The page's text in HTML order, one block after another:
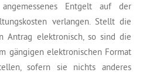
Entgelt auf der
verlangen. Stellt die
Antrag elektronisch, so sind die
gängigen elektronischen Format
sofern sie nichts anderes